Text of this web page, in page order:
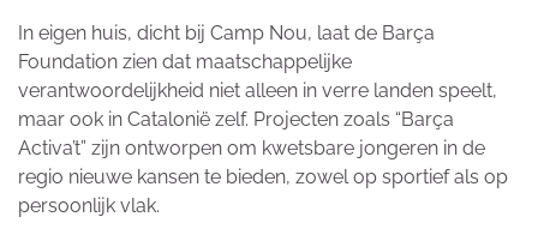
In eigen huis, dicht bij Camp Nou, laat de Barça
Foundation zien dat maatschappelijke
verantwoordelijkheid niet alleen in verre landen speelt,
maar ook in Catalonië zelf. Projecten zoals “Barça
Activa’t” zijn ontworpen om kwetsbare jongeren in de
regio nieuwe kansen te bieden, zowel op sportief als op
persoonlijk vlak.